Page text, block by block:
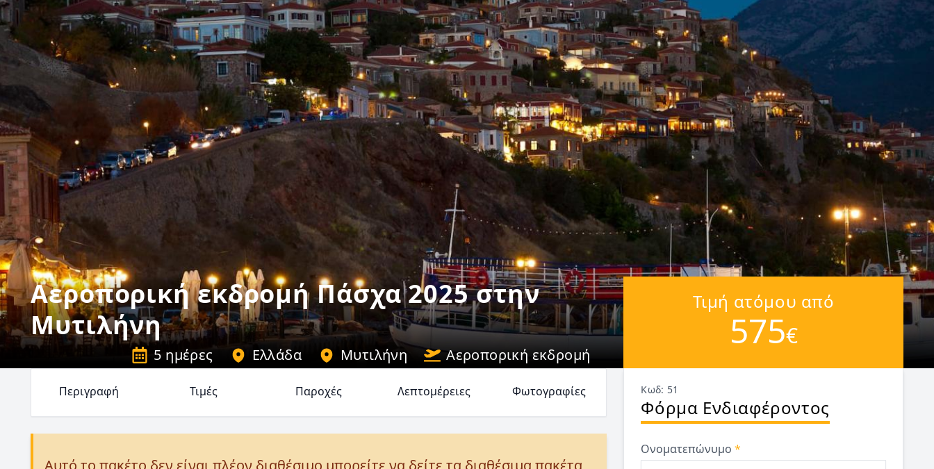
Αεροπορική εκδρομή Πάσχα 2025 στην
Μυτιλήνη
5 ημέρες Ελλάδα Μυτιλήνη Αεροπορική εκδρομή
Τιμή ατόμου από
575€
Περιγραφή Τιμές Παροχές Λεπτομέρειες Φωτογραφίες
Αυτό το πακέτο δεν είναι πλέον διαθέσιμο μπορείτε να δείτε τα διαθέσιμα πακέτα
Κωδ: 51
Φόρμα Ενδιαφέροντος
Ονοματεπώνυμο*